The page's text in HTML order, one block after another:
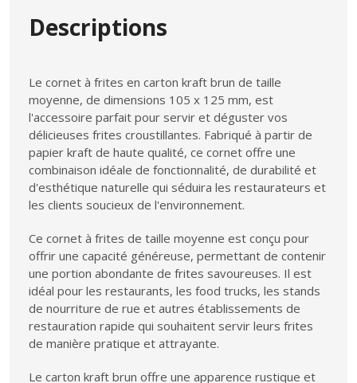
Descriptions
Le cornet à frites en carton kraft brun de taille
moyenne, de dimensions 105 x 125 mm, est
l'accessoire parfait pour servir et déguster vos
délicieuses frites croustillantes. Fabriqué à partir de
papier kraft de haute qualité, ce cornet offre une
combinaison idéale de fonctionnalité, de durabilité et
d'esthétique naturelle qui séduira les restaurateurs et
les clients soucieux de l'environnement.
Ce cornet à frites de taille moyenne est conçu pour
offrir une capacité généreuse, permettant de contenir
une portion abondante de frites savoureuses. Il est
idéal pour les restaurants, les food trucks, les stands
de nourriture de rue et autres établissements de
restauration rapide qui souhaitent servir leurs frites
de manière pratique et attrayante.
Le carton kraft brun offre une apparence rustique et